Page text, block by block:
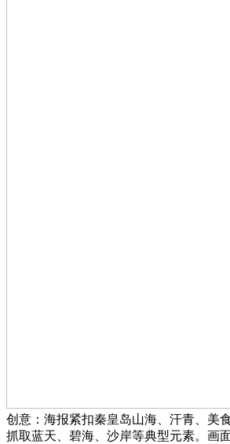
创意：海报紧扣秦皇岛山海、汗青、美
抓取蓝天、碧海、沙岸等典型元素。画